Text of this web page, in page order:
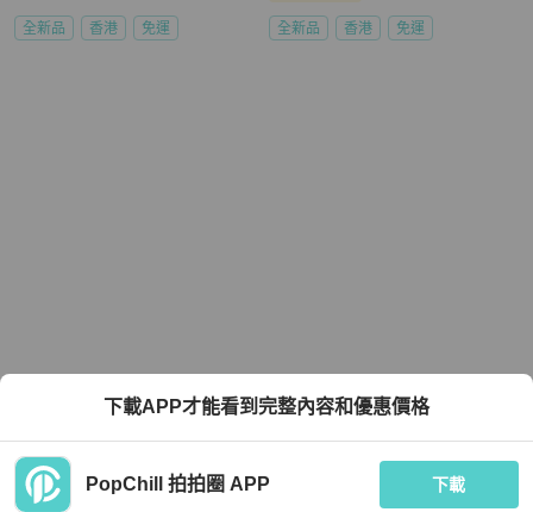
全新品 香港 免運 全新品 香港 免運
下載APP才能看到完整內容和優惠價格
PopChill 拍拍圈 APP 下載